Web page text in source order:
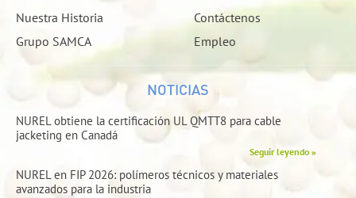
Nuestra Historia
Grupo SAMCA
Contáctenos
Empleo
NOTICIAS
NUREL obtiene la certificación UL QMTT8 para cable
jacketing en Canadá
Seguir leyendo »
NUREL en FIP 2026: polímeros técnicos y materiales
avanzados para la industria